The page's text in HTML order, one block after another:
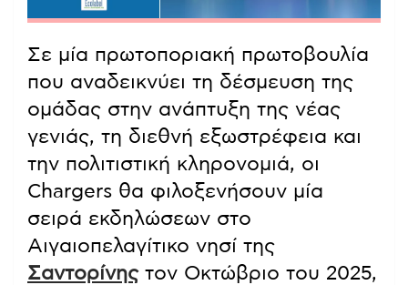
Σε μία πρωτοποριακή πρωτοβουλία
που αναδεικνύει τη δέσμευση της
ομάδας στην ανάπτυξη της νέας
γενιάς, τη διεθνή εξωστρέφεια και
την πολιτιστική κληρονομιά, οι
Chargers θα φιλοξενήσουν μία
σειρά εκδηλώσεων στο
Αιγαιοπελαγίτικο νησί της
Σαντορίνηςτον Οκτώβριο του 2025,